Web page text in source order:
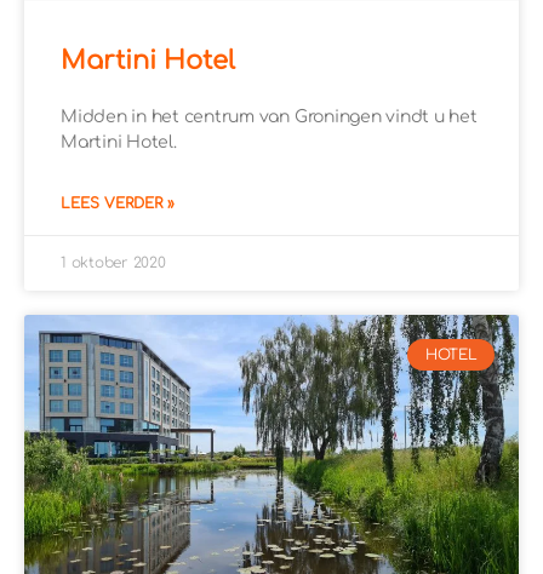
Martini Hotel
Midden in het centrum van Groningen vindt u het
Martini Hotel.
LEES VERDER »
1 oktober 2020
HOTEL